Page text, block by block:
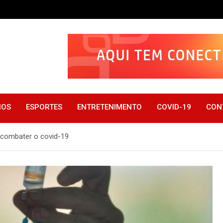
ESPORTES ENTRETENIMENTO COVID-19
o covid-19